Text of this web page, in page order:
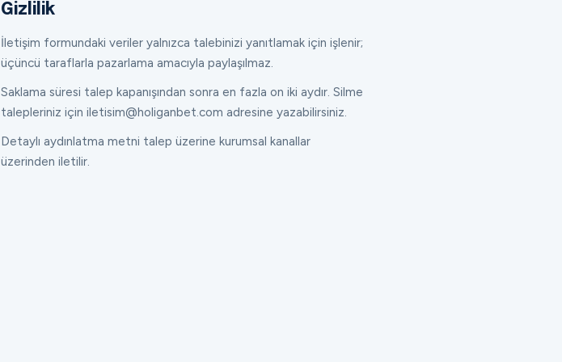
Gizlilik
İletişim formundaki veriler yalnızca talebinizi yanıtlamak için işlenir;
üçüncü taraflarla pazarlama amacıyla paylaşılmaz.
Saklama süresi talep kapanışından sonra en fazla on iki aydır. Silme
talepleriniz için iletisim@holiganbet.com adresine yazabilirsiniz.
Detaylı aydınlatma metni talep üzerine kurumsal kanallar
üzerinden iletilir.